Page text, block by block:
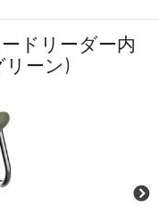
ローン・業務関連製品
ードリーダー内
リーン)